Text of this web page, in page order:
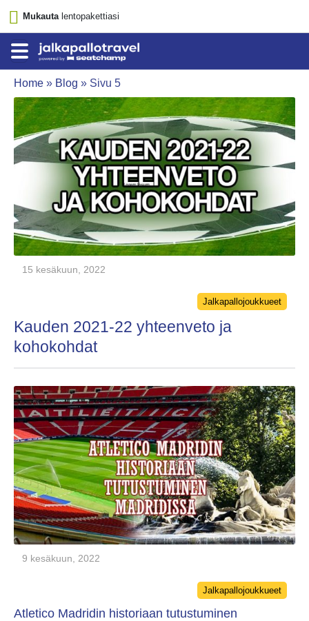
Mukautalentopakettiasi
Home » Blog » Sivu 5
15 kesäkuun, 2022
Categories
Jalkapallojoukkueet
Kauden 2021-22 yhteenveto ja
kohokohdat
9 kesäkuun, 2022
Categories
Jalkapallojoukkueet
Atletico Madridin historiaan tutustuminen